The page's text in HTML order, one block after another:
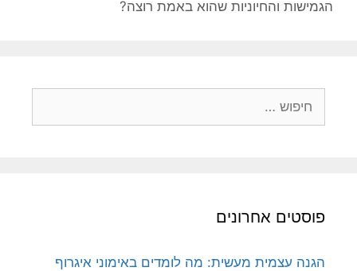
הגמישות והחיוניות שהוא באמת רוצה?
פוסטים אחרונים
הגנה עצמית מעשית: מה לומדים באימוני איגרוף